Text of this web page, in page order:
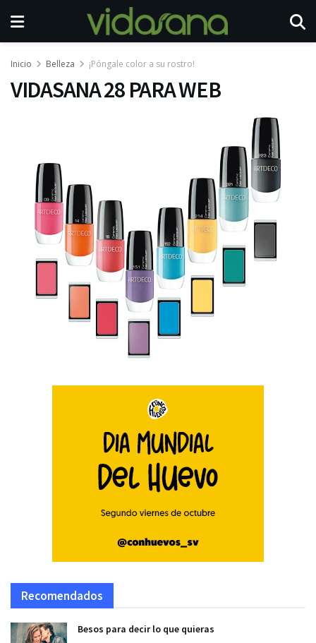
Inicio Belleza ¡Póngale color a su rostro!
VIDASANA 28 PARA WEB
Recomendados
Besos para decir lo que quieras